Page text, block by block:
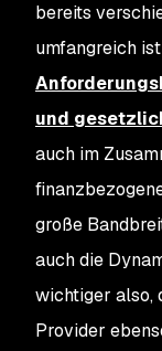
bereits
umfangreich
und
auch im
große
auch die
wichtiger also,
Provider